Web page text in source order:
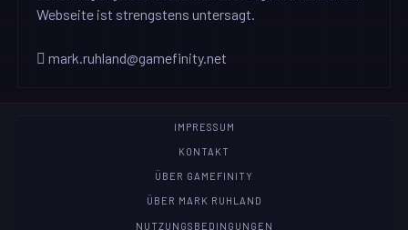
Webseite ist strengstens untersagt.
mark.ruhland@gamefinity.net
IMPRESSUM
KONTAKT
ÜBER GAMEFINITY
ÜBER MARK RUHLAND
NUTZUNGSBEDINGUNGEN